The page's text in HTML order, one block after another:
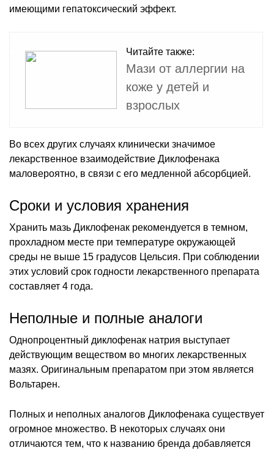
имеющими гепатоксический эффект.
Читайте также:
Мази от аллергии на
коже у детей и
взрослых
Во всех других случаях клинически значимое
лекарственное взаимодействие Диклофенака
маловероятно, в связи с его медленной абсорбцией.
Сроки и условия хранения
Хранить мазь Диклофенак рекомендуется в темном,
прохладном месте при температуре окружающей
среды не выше 15 градусов Цельсия. При соблюдении
этих условий срок годности лекарственного препарата
составляет 4 года.
Неполные и полные аналоги
Однопроцентный диклофенак натрия выступает
действующим веществом во многих лекарственных
мазях. Оригинальным препаратом при этом является
Вольтарен.
Полных и неполных аналогов Диклофенака существует
огромное множество. В некоторых случаях они
отличаются тем, что к названию бренда добавляется